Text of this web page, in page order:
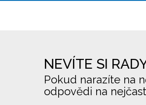
NEVÍTE SI
Pokud narazíte na
odpovědi na